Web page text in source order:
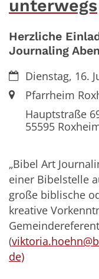
unterwegs
Herzliche
Journaling
Datum:Dienstag, 16.
Ort:Pfarrheim
Hauptstraße
55595
„Bibel Art
einer Bibelstelle
große biblische
kreative
(
de)